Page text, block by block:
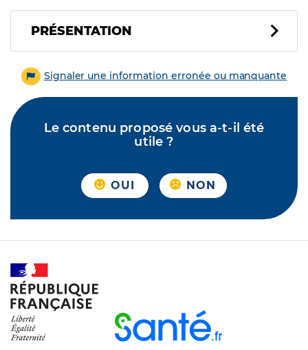
PRÉSENTATION
Signaler une information erronée ou manquante
Le contenu proposé vous a-t-il été
utile ?
OUI NON